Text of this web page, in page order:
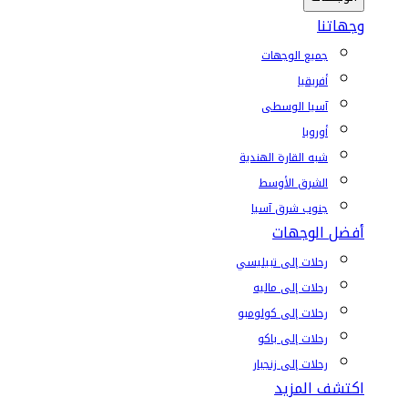
وجهاتنا
جميع الوجهات
أفريقيا
آسيا الوسطى
أوروبا
شبه القارة الهندية
الشرق الأوسط
جنوب شرق آسيا
أفضل الوجهات
رحلات إلى تبيليسي
رحلات إلى ماليه
رحلات إلى كولومبو
رحلات إلى باكو
رحلات إلى زنجبار
اكتشف المزيد